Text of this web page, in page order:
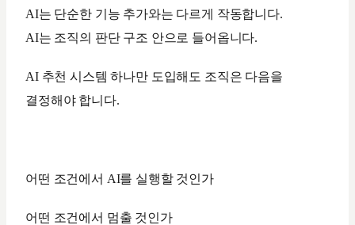
AI는 단순한 기능 추가와는 다르게 작동합니다.
AI는 조직의 판단 구조 안으로 들어옵니다.
AI 추천 시스템 하나만 도입해도 조직은 다음을
결정해야 합니다.
어떤 조건에서 AI를 실행할 것인가
어떤 조건에서 멈출 것인가